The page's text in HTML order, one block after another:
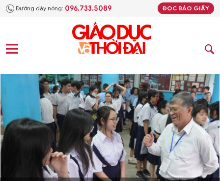
Đường dây nóng: 096.733.5089 ĐỌC BÁO GIẤY